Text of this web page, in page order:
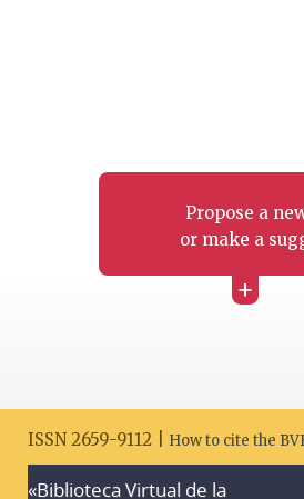
Propose a
or make a
+
ISSN 2659-9112 | How to cite the
«Biblioteca Virtual de la